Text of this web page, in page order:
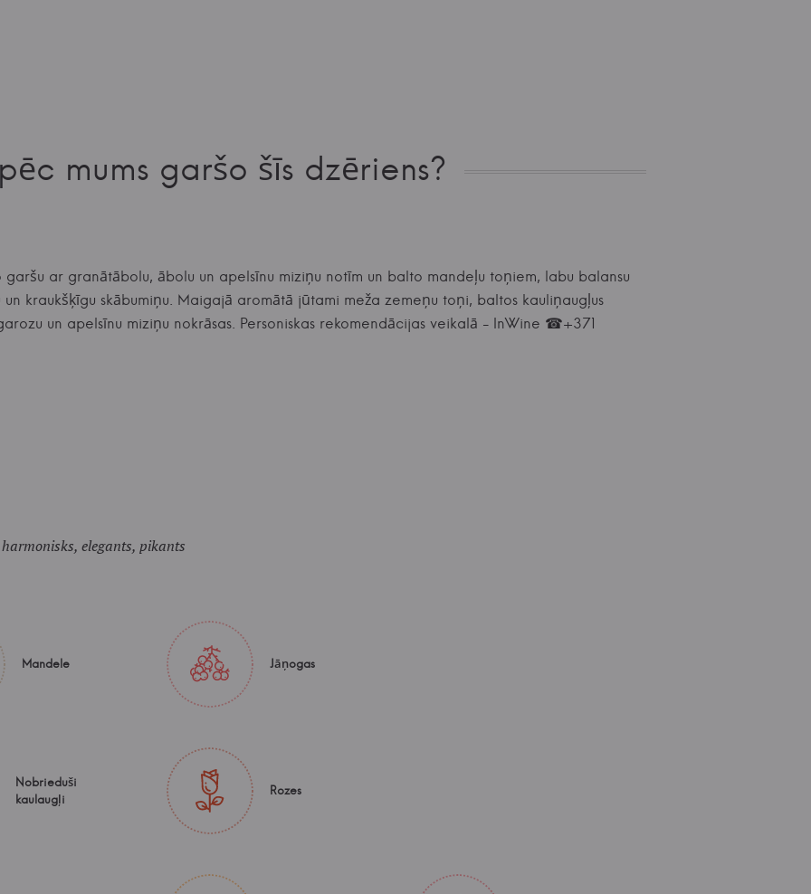
mums garšo šīs dzēriens?
ar granātābolu, ābolu un apelsīnu miziņu notīm un balto mandeļu toņiem, labu balansu
kraukšķīgu skābumiņu. Maigajā aromātā jūtami meža zemeņu toņi, baltos kauliņaugļus
un apelsīnu miziņu nokrāsas. Personiskas rekomendācijas veikalā - InWine ☎+371
elegants, pikants
Mandele Jāņogas
Nobrieduši
kaulaugļi
Rozes